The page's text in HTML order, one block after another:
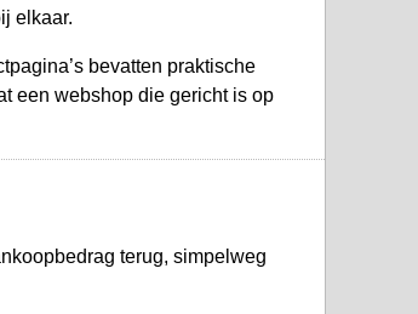
elkaar.
bevatten praktische
een webshop die gericht is op
terug, simpelweg